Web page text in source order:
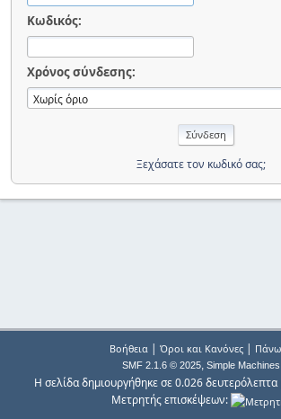
Κωδικός:
Χρόνος σύνδεσης:
Ξεχάσατε τον κωδικό σας;
Βοήθεια| Όροι και Κανόνες|
SMF 2.1.6 © 2025, Simple Machines
Η σελίδα δημιουργήθηκε σε 0.026
Μετρητής επισκέψεων: